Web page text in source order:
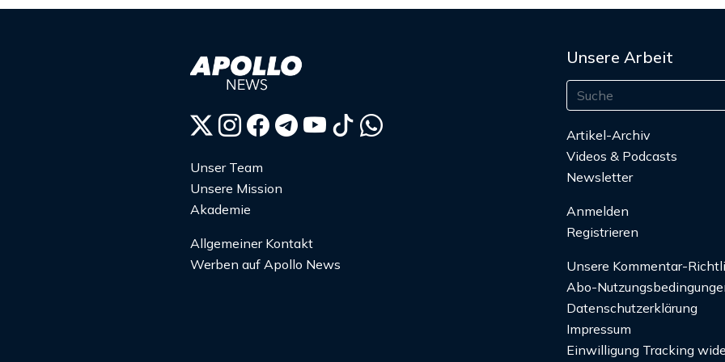
Unser Team
Unsere Mission
Akademie
Allgemeiner Kontakt
Werben auf Apollo News
Unsere Arbeit
Artikel-Archiv
Videos & Podcasts
Newsletter
Anmelden
Registrieren
Unsere Kommentar-
Abo-
Datenschutzerklärung
Impressum
Einwilligung Tracking